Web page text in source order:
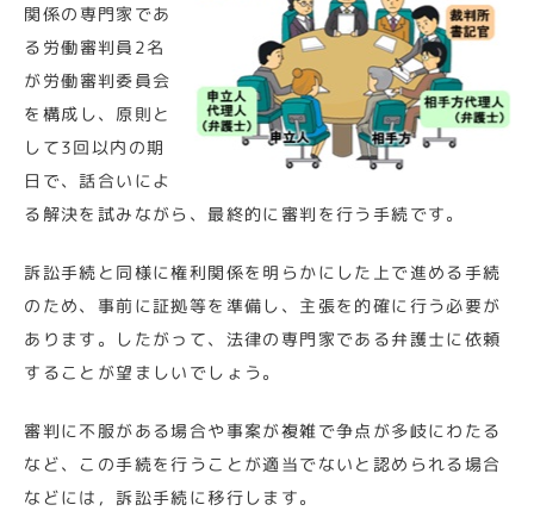
関係の専門家であ
る労働審判員2名
が労働審判委員会
を構成し、原則と
して3回以内の期
日で、話合いによ
る解決を試みながら、最終的に審判を行う手続です。
訴訟手続と同様に権利関係を明らかにした上で進める手続
のため、事前に証拠等を準備し、主張を的確に行う必要が
あります。したがって、法律の専門家である弁護士に依頼
することが望ましいでしょう。
審判に不服がある場合や事案が複雑で争点が多岐にわたる
など、この手続を行うことが適当でないと認められる場合
などには，訴訟手続に移行します。